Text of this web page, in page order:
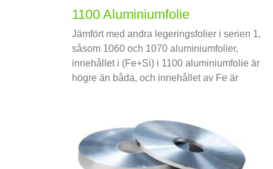
1100 Aluminiumfolie
Jämfört med andra legeringsfolier i serien 1,
såsom 1060 och 1070 aluminiumfolier,
innehållet i (Fe+Si) i 1100 aluminiumfolie är
högre än båda, och innehållet av Fe är